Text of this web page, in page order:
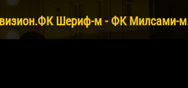
Шериф-м - ФК Милсами-